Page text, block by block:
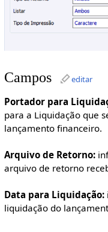
Campos editar
Portador para
para a Liquidação que
lançamento financeiro.
Arquivo de Retorno:
arquivo de retorno
Data para Liquidação:
liquidação do